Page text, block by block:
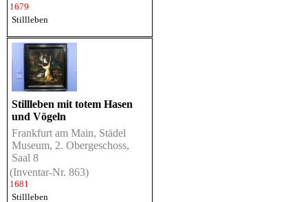
1679
Stillleben
Stillleben mit totem Hasen
und Vögeln
Frankfurt am Main, Städel
Museum, 2. Obergeschoss,
Saal 8
(Inventar-Nr. 863)
1681
Stillleben